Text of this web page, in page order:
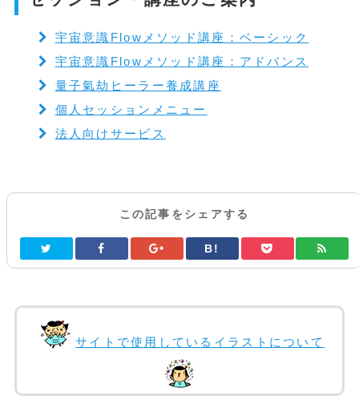
宇宙意識Flowメソッド講座：ベーシック
宇宙意識Flowメソッド講座：アドバンス
量子氣劫ヒーラー養成講座
個人セッションメニュー
法人向けサービス
この記事をシェアする
B!
サイトで使用しているイラストについて